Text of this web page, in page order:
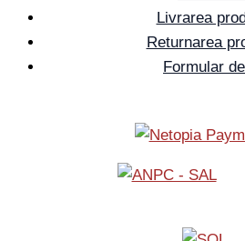
Livrarea
Returnarea
Formular